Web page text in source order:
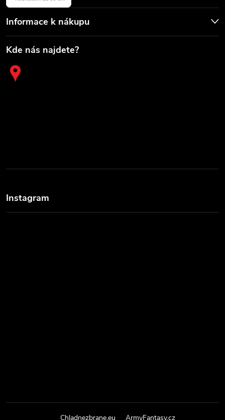
Informace k nákupu
Kde nás najdete?
Instagram
Chladnezbrane.eu ArmyFantasy.cz